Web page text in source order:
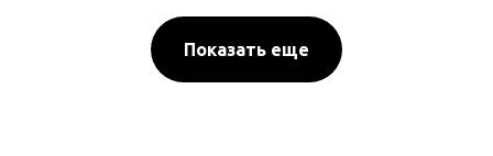
Показать еще